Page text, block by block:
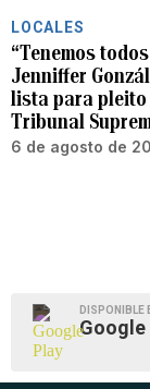
LOCALES
“Tenemos
Jenniffer
lista para pleito
Tribunal
6 de agosto de
DISPONIBLE
Google